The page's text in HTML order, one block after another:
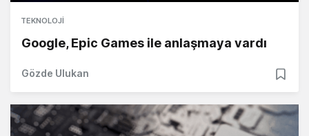
TEKNOLOJI
Google, Epic Games ile anlaşmaya vardı
Gözde Ulukan